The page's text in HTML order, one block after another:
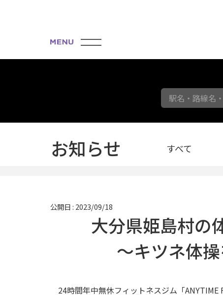
駅名・路線名
お知らせ すべて
公開日 : 2023/09/18
大分県姫島村の
～キツネ体
24時間年中無休フィットネスジム「